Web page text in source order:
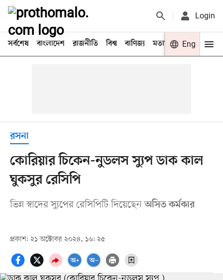
Login
সর্বশেষ বাংলাদেশ রাজনীতি বিশ্ব বাণিজ্য মতামত খেলা
Eng
রসনা
কোরিয়ার চিকেন-নুডলস স্যুপ ডাক কাল
ঘুকসুর রেসিপি
ভিন্ন স্বাদের স্যুপের রেসিপিটি দিয়েছেনঅসিত কর্মকার
প্রকাশ: ২১ অক্টোবর ২০২৪, ১৬: ২৫